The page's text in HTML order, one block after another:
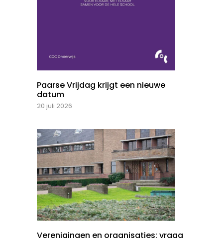
Paarse Vrijdag krijgt een nieuwe
datum
20 juli 2026
Verenigingen en organisaties: vraag